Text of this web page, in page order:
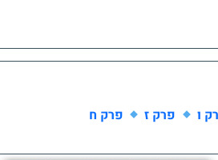
ו פרק ז פרק ח